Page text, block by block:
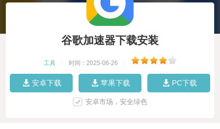
谷歌加速器下载安装
工具 时间：2025-06-26
安卓下载 苹果下载 PC下载
安卓市场，安全绿色